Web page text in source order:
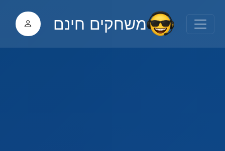
משחקים חינם